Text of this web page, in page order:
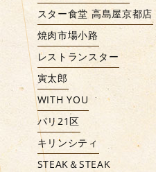
スター食堂 高島屋京都店
焼肉市場小路
レストランスター
寅太郎
WITH YOU
パリ21区
キリンシティ
STEAK＆STEAK